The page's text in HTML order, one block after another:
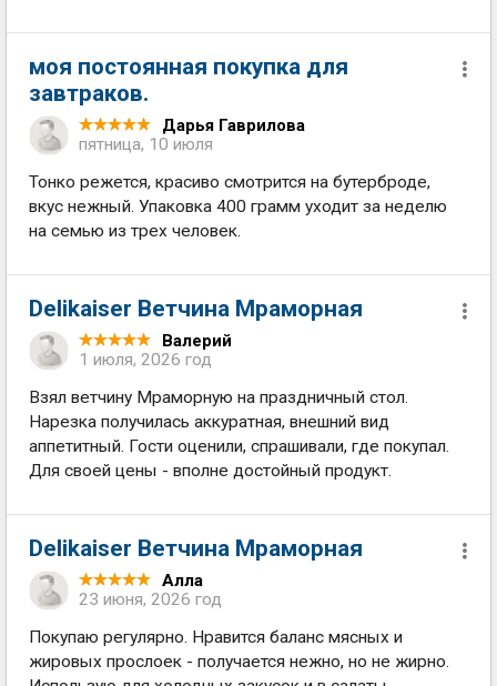
моя постоянная покупка для
завтраков.
Дарья Гаврилова
пятница, 10 июля
Тонко режется, красиво смотрится на бутерброде,
вкус нежный. Упаковка 400 грамм уходит за неделю
на семью из трех человек.
Delikaiser Ветчина Мраморная
Валерий
1 июля, 2026 год
Взял ветчину Мраморную на праздничный стол.
Нарезка получилась аккуратная, внешний вид
аппетитный. Гости оценили, спрашивали, где покупал.
Для своей цены - вполне достойный продукт.
Delikaiser Ветчина Мраморная
Алла
23 июня, 2026 год
Покупаю регулярно. Нравится баланс мясных и
жировых прослоек - получается нежно, но не жирно.